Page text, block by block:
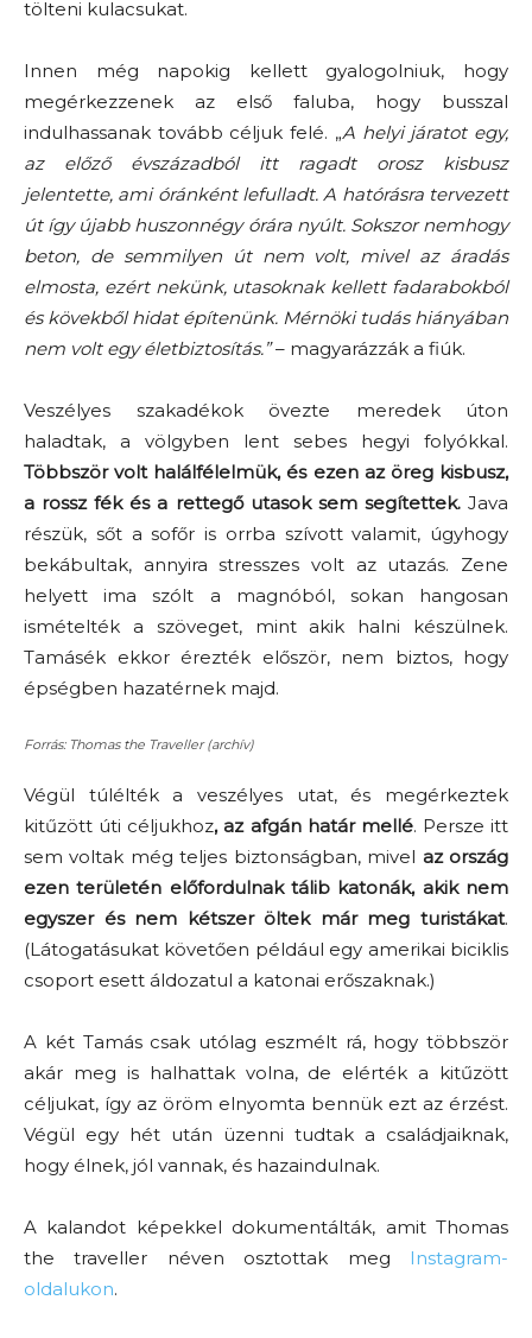
tölteni kulacsukat.
Innen még napokig kellett gyalogolniuk, hogy
megérkezzenek az első faluba, hogy busszal
indulhassanak tovább céljuk felé. „A helyi járatot egy,
az előző évszázadból itt ragadt orosz kisbusz
jelentette, ami óránként lefulladt. A hatórásra tervezett
út így újabb huszonnégy órára nyúlt. Sokszor nemhogy
beton, de semmilyen út nem volt, mivel az áradás
elmosta, ezért nekünk, utasoknak kellett fadarabokból
és kövekből hidat építenünk. Mérnöki tudás hiányában
nem volt egy életbiztosítás.”– magyarázzák a fiúk.
Veszélyes szakadékok övezte meredek úton
haladtak, a völgyben lent sebes hegyi folyókkal.
Többször volt halálfélelmük, és ezen az öreg kisbusz,
a rossz fék és a rettegő utasok sem segítettek.Java
részük, sőt a sofőr is orrba szívott valamit, úgyhogy
bekábultak, annyira stresszes volt az utazás. Zene
helyett ima szólt a magnóból, sokan hangosan
ismételték a szöveget, mint akik halni készülnek.
Tamásék ekkor érezték először, nem biztos, hogy
épségben hazatérnek majd.
Forrás: Thomas the Traveller (archív)
Végül túlélték a veszélyes utat, és megérkeztek
kitűzött úti céljukhoz, az afgán határ mellé. Persze itt
sem voltak még teljes biztonságban, mivel az ország
ezen területén előfordulnak tálib katonák, akik nem
egyszer és nem kétszer öltek már meg turistákat.
(Látogatásukat követően például egy amerikai biciklis
csoport esett áldozatul a katonai erőszaknak.)
A két Tamás csak utólag eszmélt rá, hogy többször
akár meg is halhattak volna, de elérték a kitűzött
céljukat, így az öröm elnyomta bennük ezt az érzést.
Végül egy hét után üzenni tudtak a családjaiknak,
hogy élnek, jól vannak, és hazaindulnak.
A kalandot képekkel dokumentálták, amit Thomas
the traveller néven osztottak meg
Instagram-
oldalukon.